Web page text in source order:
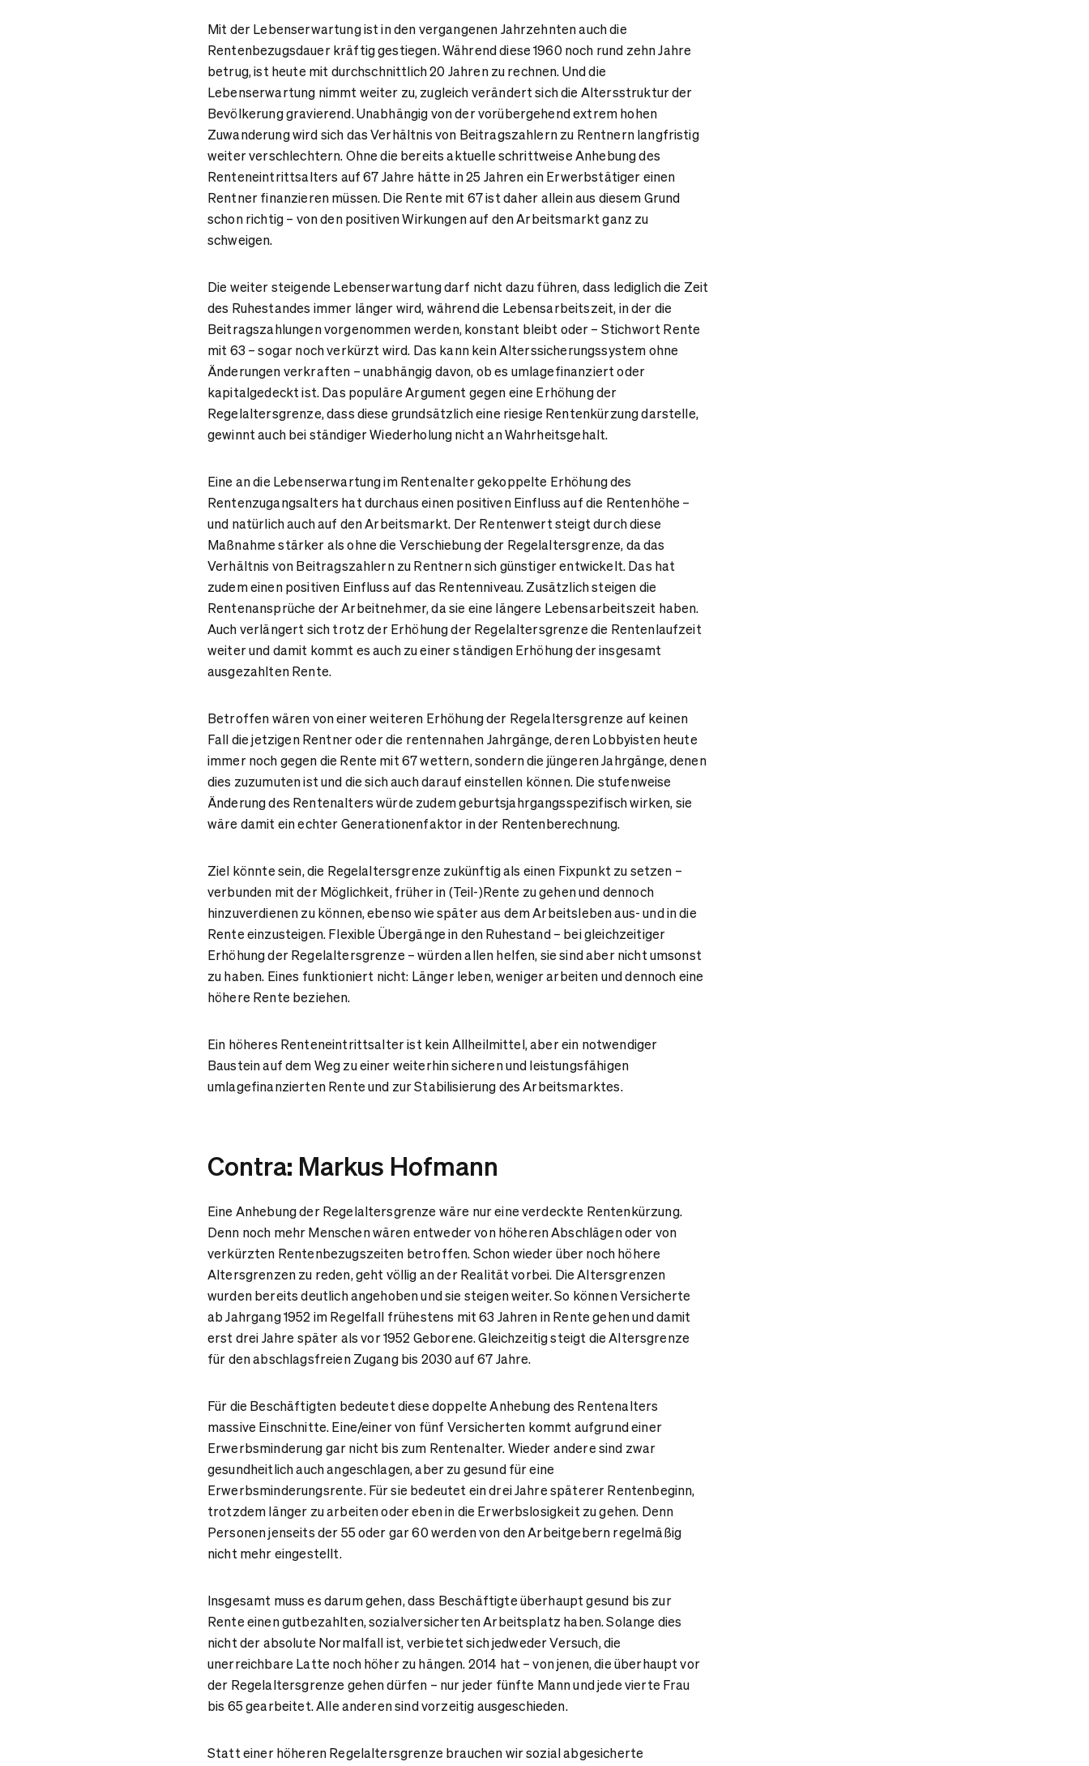
Mit der Lebenserwartung ist in den vergangenen Jahrzehnten auch die
Rentenbezugsdauer kräftig gestiegen. Während diese 1960 noch rund zehn Jahre
betrug, ist heute mit durchschnittlich 20 Jahren zu rechnen. Und die
Lebenserwartung nimmt weiter zu, zugleich verändert sich die Altersstruktur der
Bevölkerung gravierend. Unabhängig von der vorübergehend extrem hohen
Zuwanderung wird sich das Verhältnis von Beitragszahlern zu Rentnern langfristig
weiter verschlechtern. Ohne die bereits aktuelle schrittweise Anhebung des
Renteneintrittsalters auf 67 Jahre hätte in 25 Jahren ein Erwerbstätiger einen
Rentner finanzieren müssen. Die Rente mit 67 ist daher allein aus diesem Grund
schon richtig – von den positiven Wirkungen auf den Arbeitsmarkt ganz zu
schweigen.
Die weiter steigende Lebenserwartung darf nicht dazu führen, dass lediglich die Zeit
des Ruhestandes immer länger wird, während die Lebensarbeitszeit, in der die
Beitragszahlungen vorgenommen werden, konstant bleibt oder – Stichwort Rente
mit 63 – sogar noch verkürzt wird. Das kann kein Alterssicherungssystem ohne
Änderungen verkraften – unabhängig davon, ob es umlagefinanziert oder
kapitalgedeckt ist. Das populäre Argument gegen eine Erhöhung der
Regelaltersgrenze, dass diese grundsätzlich eine riesige Rentenkürzung darstelle,
gewinnt auch bei ständiger Wiederholung nicht an Wahrheitsgehalt.
Eine an die Lebenserwartung im Rentenalter gekoppelte Erhöhung des
Rentenzugangsalters hat durchaus einen positiven Einfluss auf die Rentenhöhe –
und natürlich auch auf den Arbeitsmarkt. Der Rentenwert steigt durch diese
Maßnahme stärker als ohne die Verschiebung der Regelaltersgrenze, da das
Verhältnis von Beitragszahlern zu Rentnern sich günstiger entwickelt. Das hat
zudem einen positiven Einfluss auf das Rentenniveau. Zusätzlich steigen die
Rentenansprüche der Arbeitnehmer, da sie eine längere Lebensarbeitszeit haben.
Auch verlängert sich trotz der Erhöhung der Regelaltersgrenze die Rentenlaufzeit
weiter und damit kommt es auch zu einer ständigen Erhöhung der insgesamt
ausgezahlten Rente.
Betroffen wären von einer weiteren Erhöhung der Regelaltersgrenze auf keinen
Fall die jetzigen Rentner oder die rentennahen Jahrgänge, deren Lobbyisten heute
immer noch gegen die Rente mit 67 wettern, sondern die jüngeren Jahrgänge, denen
dies zuzumuten ist und die sich auch darauf einstellen können. Die stufenweise
Änderung des Rentenalters würde zudem geburtsjahrgangsspezifisch wirken, sie
wäre damit ein echter Generationenfaktor in der Rentenberechnung.
Ziel könnte sein, die Regelaltersgrenze zukünftig als einen Fixpunkt zu setzen –
verbunden mit der Möglichkeit, früher in (Teil-)Rente zu gehen und dennoch
hinzuverdienen zu können, ebenso wie später aus dem Arbeitsleben aus- und in die
Rente einzusteigen. Flexible Übergänge in den Ruhestand – bei gleichzeitiger
Erhöhung der Regelaltersgrenze – würden allen helfen, sie sind aber nicht umsonst
zu haben. Eines funktioniert nicht: Länger leben, weniger arbeiten und dennoch eine
höhere Rente beziehen.
Ein höheres Renteneintrittsalter ist kein Allheilmittel, aber ein notwendiger
Baustein auf dem Weg zu einer weiterhin sicheren und leistungsfähigen
umlagefinanzierten Rente und zur Stabilisierung des Arbeitsmarktes.
Contra: Markus Hofmann
Eine Anhebung der Regelaltersgrenze wäre nur eine verdeckte Rentenkürzung.
Denn noch mehr Menschen wären entweder von höheren Abschlägen oder von
verkürzten Rentenbezugszeiten betroffen. Schon wieder über noch höhere
Altersgrenzen zu reden, geht völlig an der Realität vorbei. Die Altersgrenzen
wurden bereits deutlich angehoben und sie steigen weiter. So können Versicherte
ab Jahrgang 1952 im Regelfall frühestens mit 63 Jahren in Rente gehen und damit
erst drei Jahre später als vor 1952 Geborene. Gleichzeitig steigt die Altersgrenze
für den abschlagsfreien Zugang bis 2030 auf 67 Jahre.
Für die Beschäftigten bedeutet diese doppelte Anhebung des Rentenalters
massive Einschnitte. Eine/einer von fünf Versicherten kommt aufgrund einer
Erwerbsminderung gar nicht bis zum Rentenalter. Wieder andere sind zwar
gesundheitlich auch angeschlagen, aber zu gesund für eine
Erwerbsminderungsrente. Für sie bedeutet ein drei Jahre späterer Rentenbeginn,
trotzdem länger zu arbeiten oder eben in die Erwerbslosigkeit zu gehen. Denn
Personen jenseits der 55 oder gar 60 werden von den Arbeitgebern regelmäßig
nicht mehr eingestellt.
Insgesamt muss es darum gehen, dass Beschäftigte überhaupt gesund bis zur
Rente einen gutbezahlten, sozialversicherten Arbeitsplatz haben. Solange dies
nicht der absolute Normalfall ist, verbietet sich jedweder Versuch, die
unerreichbare Latte noch höher zu hängen. 2014 hat – von jenen, die überhaupt vor
der Regelaltersgrenze gehen dürfen – nur jeder fünfte Mann und jede vierte Frau
bis 65 gearbeitet. Alle anderen sind vorzeitig ausgeschieden.
Statt einer höheren Regelaltersgrenze brauchen wir sozial abgesicherte